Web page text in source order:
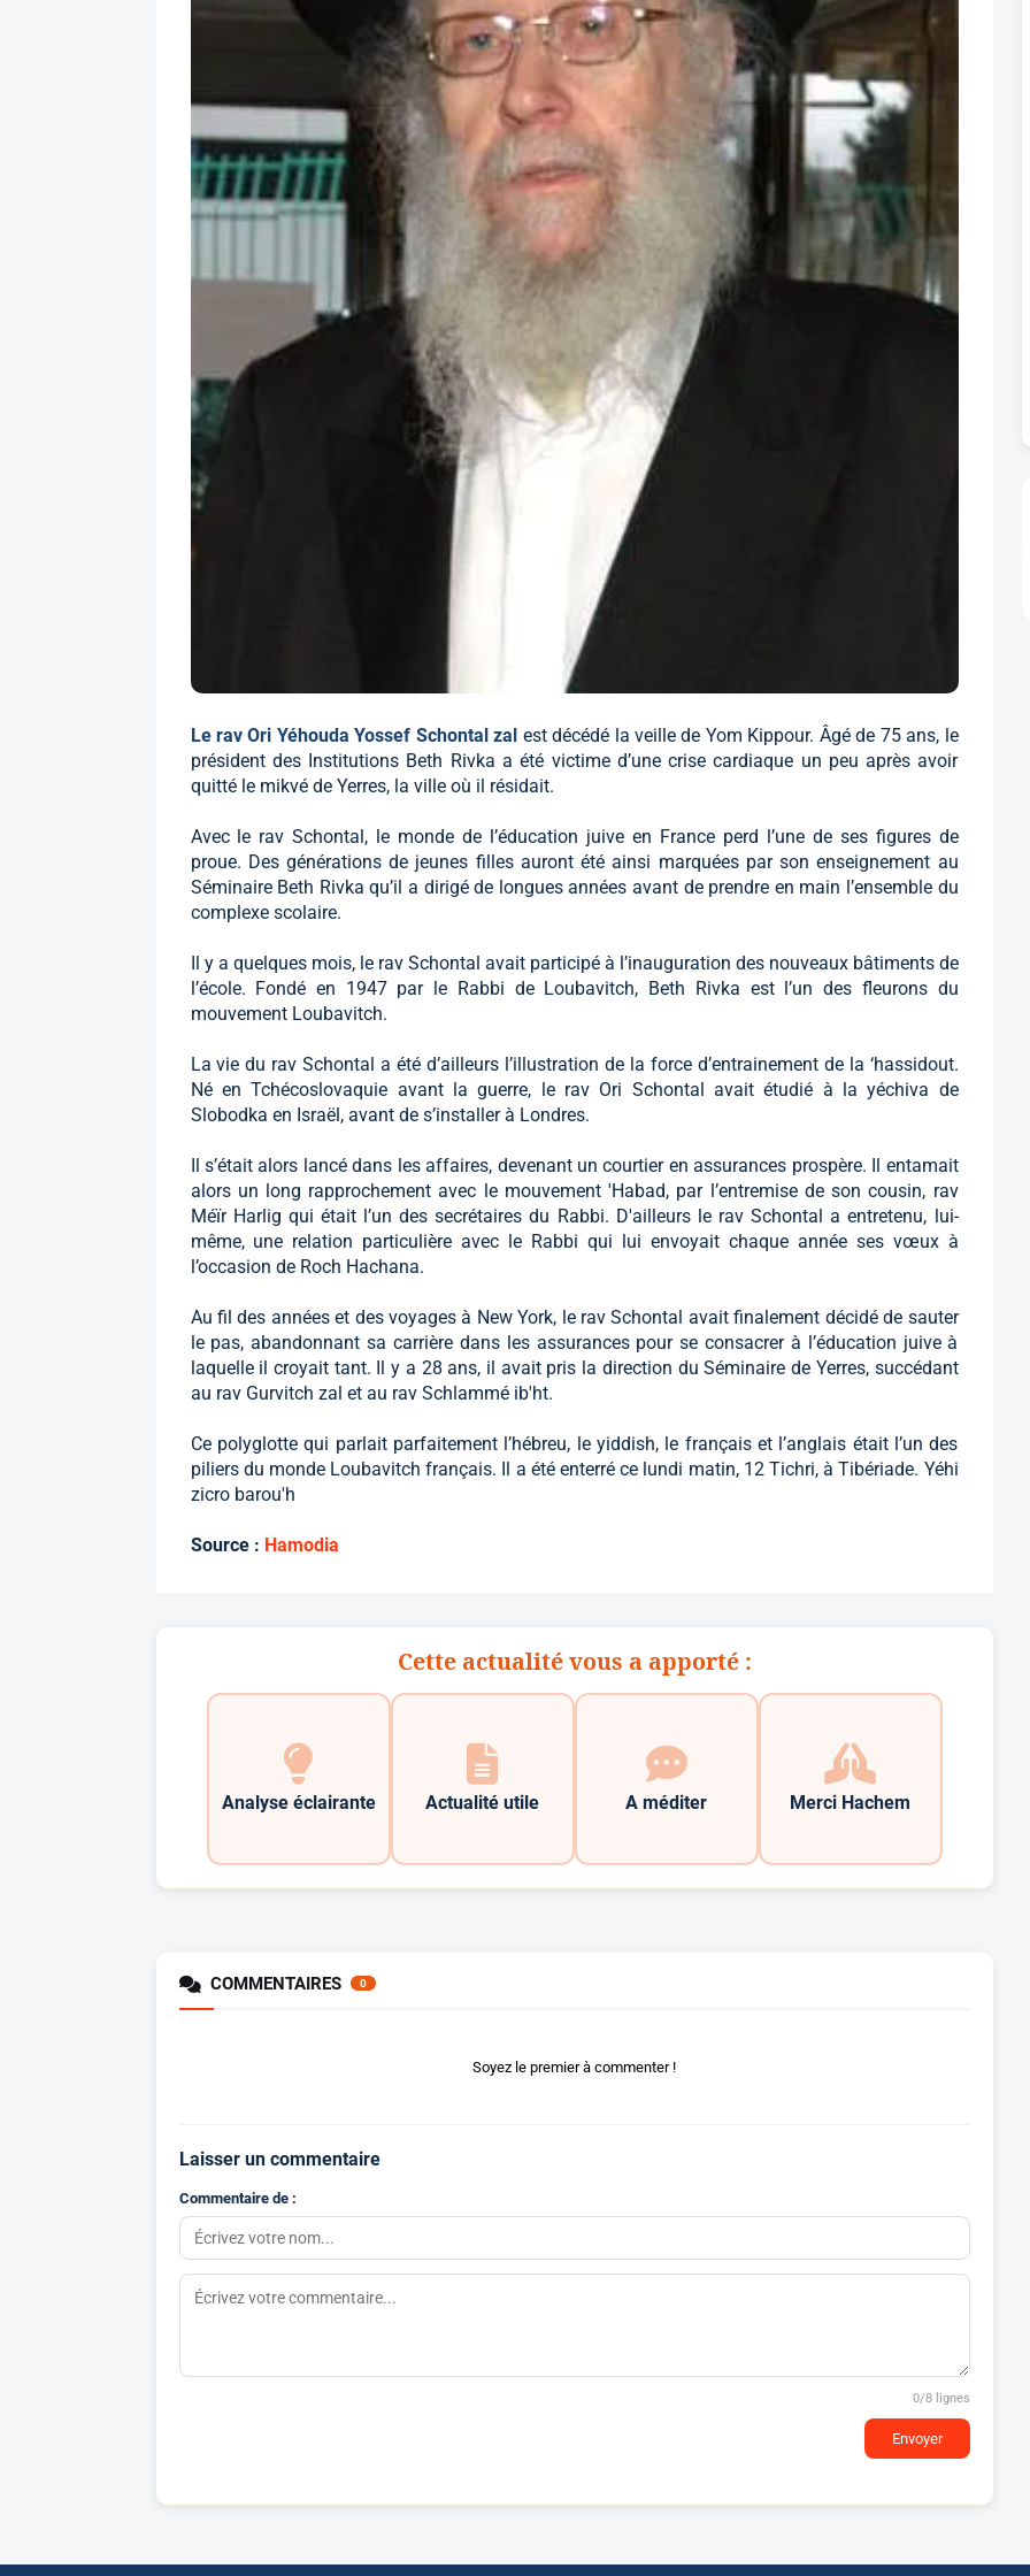
Le rav Ori Yéhouda Yossef Schontal zal est décédé la veille de Yom Kippour. Âgé de 75 ans, le
président des Institutions Beth Rivka a été victime d’une crise cardiaque un peu après avoir
quitté le mikvé de Yerres, la ville où il résidait.
Avec le rav Schontal, le monde de l’éducation juive en France perd l’une de ses figures de
proue. Des générations de jeunes filles auront été ainsi marquées par son enseignement au
Séminaire Beth Rivka qu’il a dirigé de longues années avant de prendre en main l’ensemble du
complexe scolaire.
Il y a quelques mois, le rav Schontal avait participé à l’inauguration des nouveaux bâtiments de
l’école. Fondé en 1947 par le Rabbi de Loubavitch, Beth Rivka est l’un des fleurons du
mouvement Loubavitch.
La vie du rav Schontal a été d’ailleurs l’illustration de la force d’entrainement de la ‘hassidout.
Né en Tchécoslovaquie avant la guerre, le rav Ori Schontal avait étudié à la yéchiva de
Slobodka en Israël, avant de s’installer à Londres.
Il s’était alors lancé dans les affaires, devenant un courtier en assurances prospère. Il entamait
alors un long rapprochement avec le mouvement 'Habad, par l’entremise de son cousin, rav
Méïr Harlig qui était l’un des secrétaires du Rabbi. D'ailleurs le rav Schontal a entretenu, lui-
même, une relation particulière avec le Rabbi qui lui envoyait chaque année ses vœux à
l’occasion de Roch Hachana.
Au fil des années et des voyages à New York, le rav Schontal avait finalement décidé de sauter
le pas, abandonnant sa carrière dans les assurances pour se consacrer à l’éducation juive à
laquelle il croyait tant. Il y a 28 ans, il avait pris la direction du Séminaire de Yerres, succédant
au rav Gurvitch zal et au rav Schlammé ib'ht.
Ce polyglotte qui parlait parfaitement l’hébreu, le yiddish, le français et l’anglais était l’un des
piliers du monde Loubavitch français. Il a été enterré ce lundi matin, 12 Tichri, à Tibériade. Yéhi
zicro barou'h
Source : Hamodia
Cette actualité vous a apporté :
Analyse éclairante Actualité utile A méditer Merci Hachem
COMMENTAIRES 0
Soyez le premier à commenter !
Laisser un commentaire
Commentaire de :
0/8 lignes
Envoyer